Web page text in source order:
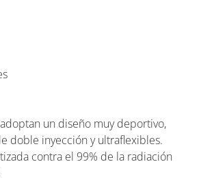
adoptan un diseño muy deportivo,
doble inyección y ultraflexibles.
contra el 99% de la radiación